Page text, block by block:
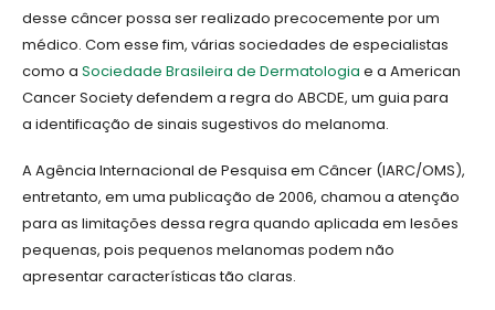
desse câncer possa ser realizado precocemente por um
médico. Com esse fim, várias sociedades de especialistas
como a Sociedade Brasileira de Dermatologia e a American
Cancer Society defendem a regra do ABCDE, um guia para
a identificação de sinais sugestivos do melanoma.
A Agência Internacional de Pesquisa em Câncer (IARC/OMS),
entretanto, em uma publicação de 2006, chamou a atenção
para as limitações dessa regra quando aplicada em lesões
pequenas, pois pequenos melanomas podem não
apresentar características tão claras.